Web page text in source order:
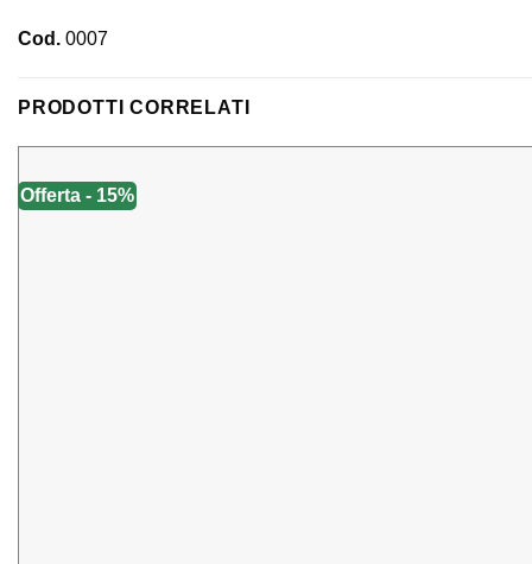
Cod. 0007
PRODOTTI CORRELATI
Offerta - 15%